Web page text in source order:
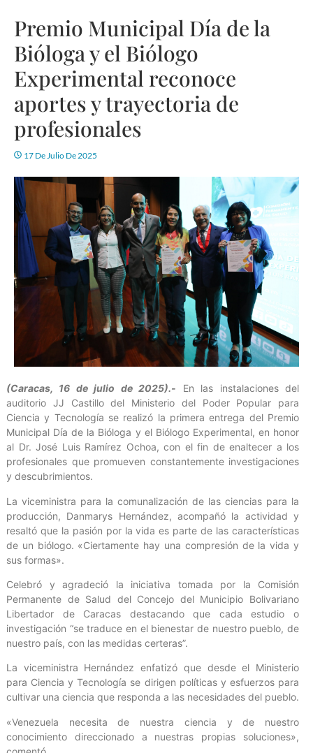
Premio Municipal Día de la
Bióloga y el Biólogo
Experimental reconoce
aportes y trayectoria de
profesionales
17 De Julio De 2025
(Caracas, 16 de julio de 2025).- En las instalaciones del
auditorio JJ Castillo del Ministerio del Poder Popular para
Ciencia y Tecnología se realizó la primera entrega del Premio
Municipal Día de la Bióloga y el Biólogo Experimental, en honor
al Dr. José Luis Ramírez Ochoa, con el fin de enaltecer a los
profesionales que promueven constantemente investigaciones
y descubrimientos.
La viceministra para la comunalización de las ciencias para la
producción, Danmarys Hernández, acompañó la actividad y
resaltó que la pasión por la vida es parte de las características
de un biólogo. «Ciertamente hay una compresión de la vida y
sus formas».
Celebró y agradeció la iniciativa tomada por la Comisión
Permanente de Salud del Concejo del Municipio Bolivariano
Libertador de Caracas destacando que cada estudio o
investigación “se traduce en el bienestar de nuestro pueblo, de
nuestro país, con las medidas certeras”.
La viceministra Hernández enfatizó que desde el Ministerio
para Ciencia y Tecnología se dirigen políticas y esfuerzos para
cultivar una ciencia que responda a las necesidades del pueblo.
«Venezuela necesita de nuestra ciencia y de nuestro
conocimiento direccionado a nuestras propias soluciones»,